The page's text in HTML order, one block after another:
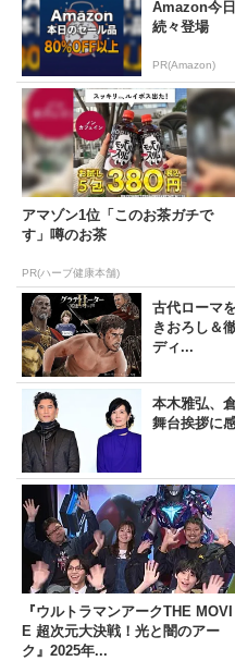
Amazon今
続々登場
PR(Amazon)
アマゾン1位「このお茶ガチで
す」噂のお茶
PR(ハーブ健康本舗)
古代ローマ
きおろし＆
ディ...
本木雅弘、
舞台挨拶に
『ウルトラマンアークTHE MOVI
E 超次元大決戦！光と闇のアー
ク』2025年...